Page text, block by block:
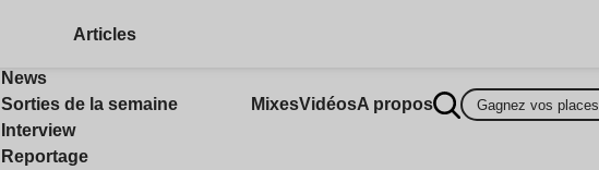
Articles
News
Sorties de la semaine
Interview
Reportage
MixesVidéosA propos Gagnez vos places